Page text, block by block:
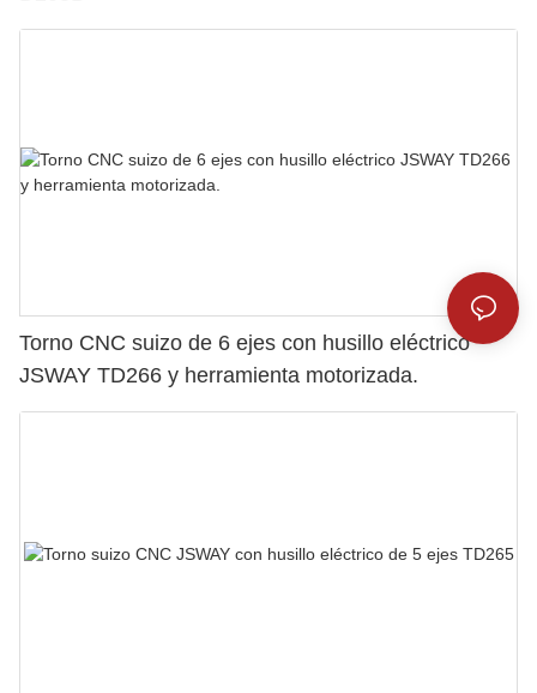
Torno CNC suizo de 6 ejes con husillo eléctrico
JSWAY TD266 y herramienta motorizada.